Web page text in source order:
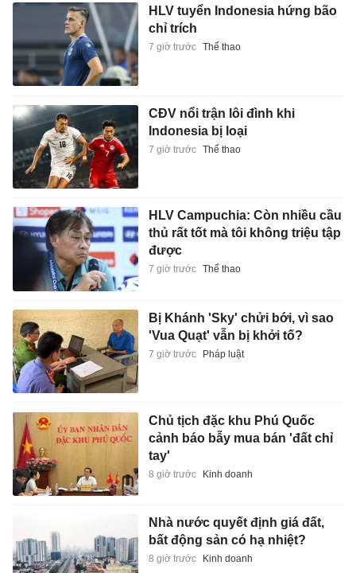
HLV tuyển Indonesia hứng bão
chỉ trích
7 giờ trước Thể thao
CĐV nổi trận lôi đình khi
Indonesia bị loại
7 giờ trước Thể thao
HLV Campuchia: Còn nhiều cầu
thủ rất tốt mà tôi không triệu tập
được
7 giờ trước Thể thao
Bị Khánh 'Sky' chửi bới, vì sao
'Vua Quạt' vẫn bị khởi tố?
7 giờ trước Pháp luật
Chủ tịch đặc khu Phú Quốc
cảnh báo bẫy mua bán 'đất chỉ
tay'
8 giờ trước Kinh doanh
Nhà nước quyết định giá đất,
bất động sản có hạ nhiệt?
8 giờ trước Kinh doanh